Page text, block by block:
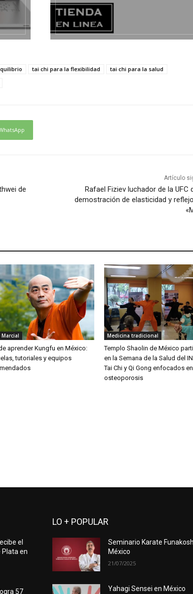
tai chi para la flexibilidad
tai chi para la salud
de
Artículo
Rafael Fiziev luchador de la UFC
demostración de elasticidad y
aprender Kungfu en México:
tutoriales y equipos
Medicina tradicional
Templo Shaolin de México
en la Semana de la Salud del
Tai Chi y Qi Gong enfocados
osteoporosis
el
en
57
LO + POPULAR
Seminario Karate
México
21/07/2025
Yahagi Sensei en México